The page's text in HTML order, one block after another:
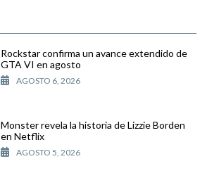
Rockstar confirma un avance extendido de
GTA VI en agosto
AGOSTO 6, 2026
Monster revela la historia de Lizzie Borden
en Netflix
AGOSTO 5, 2026